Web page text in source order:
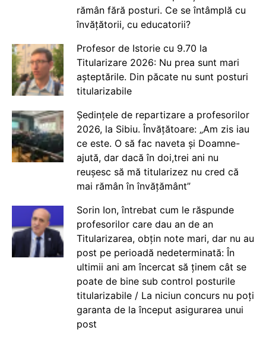
rămân fără posturi. Ce se întâmplă cu
învățătorii, cu educatorii?
Profesor de Istorie cu 9.70 la
Titularizare 2026: Nu prea sunt mari
așteptările. Din păcate nu sunt posturi
titularizabile
Ședințele de repartizare a profesorilor
2026, la Sibiu. Învățătoare: „Am zis iau
ce este. O să fac naveta și Doamne-
ajută, dar dacă în doi,trei ani nu
reușesc să mă titularizez nu cred că
mai rămân în învățământ”
Sorin Ion, întrebat cum le răspunde
profesorilor care dau an de an
Titularizarea, obțin note mari, dar nu au
post pe perioadă nedeterminată: În
ultimii ani am încercat să ținem cât se
poate de bine sub control posturile
titularizabile / La niciun concurs nu poți
garanta de la început asigurarea unui
post